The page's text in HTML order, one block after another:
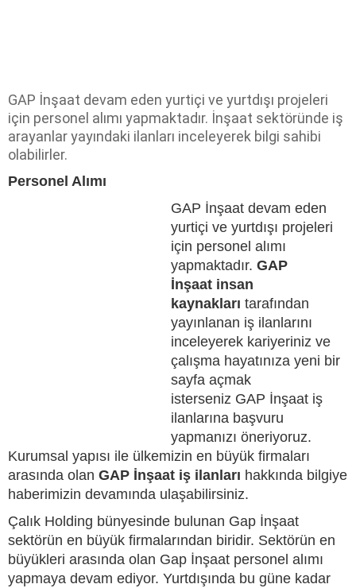
GAP İnşaat devam eden yurtiçi ve yurtdışı projeleri
için personel alımı yapmaktadır. İnşaat sektöründe iş
arayanlar yayındaki ilanları inceleyerek bilgi sahibi
olabilirler.
Personel Alımı
GAP İnşaat devam eden
yurtiçi ve yurtdışı projeleri
için personel alımı
yapmaktadır. GAP
İnşaat insan
kaynakları tarafından
yayınlanan iş ilanlarını
inceleyerek kariyeriniz ve
çalışma hayatınıza yeni bir
sayfa açmak
isterseniz GAP İnşaat iş
ilanlarına başvuru
yapmanızı öneriyoruz.
Kurumsal yapısı ile ülkemizin en büyük firmaları
arasında olan GAP İnşaat iş ilanları hakkında bilgiye
haberimizin devamında ulaşabilirsiniz.
Çalık Holding bünyesinde bulunan Gap İnşaat
sektörün en büyük firmalarından biridir. Sektörün en
büyükleri arasında olan Gap İnşaat personel alımı
yapmaya devam ediyor. Yurtdışında bu güne kadar